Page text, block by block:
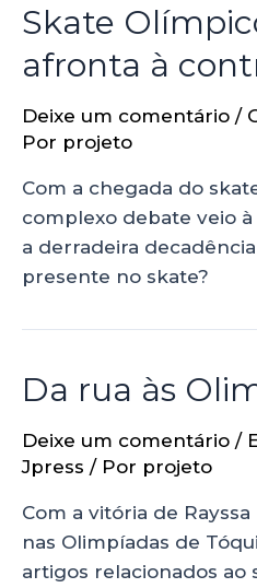
Skate
afronta à
Deixe um comentário /
Por projeto
Com a chegada do
complexo debate veio
a derradeira
presente no skate?
Da rua às
Deixe um comentário /
Jpress / Por projeto
Com a vitória de
nas Olimpíadas de
artigos relacionados ao